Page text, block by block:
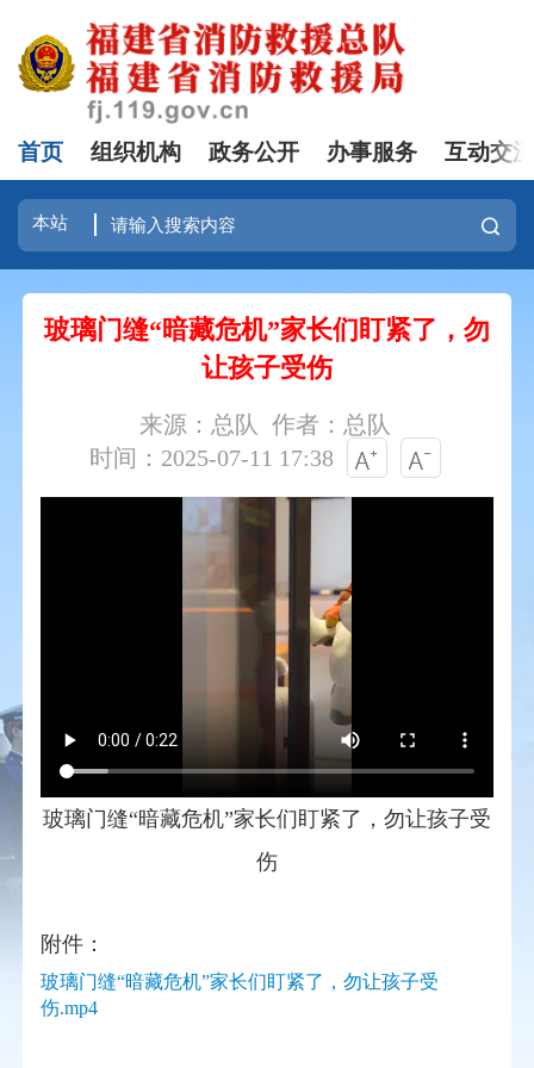
首页 组织机构 政务公开 办事服务 互动交
玻璃门缝“暗藏危机”家长们盯紧了，勿
让孩子受伤
来源：总队
作者：总队
时间：2025-07-11 17:38
玻璃门缝“暗藏危机”家长们盯紧了，勿让孩子受
伤
附件：
玻璃门缝“暗藏危机”家长们盯紧了，勿让孩子受
伤.mp4